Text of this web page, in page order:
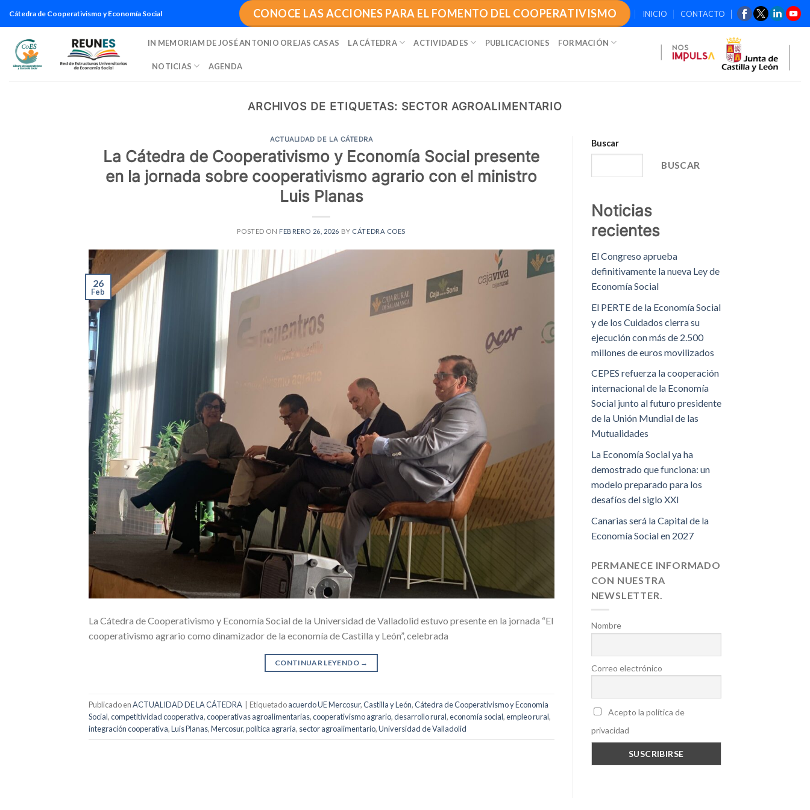
contenido
Cátedra de Cooperativismo y Economía Social CONOCE LAS ACCIONES PARA EL FOMENTO DEL COOPERATIVISMO INICIO CONTACTO
IN MEMORIAM DE JOSÉ ANTONIO OREJAS CASAS LA CÁTEDRA ACTIVIDADES PUBLICACIONES FORMACIÓN
NOTICIAS AGENDA
ARCHIVOS DE ETIQUETAS: SECTOR AGROALIMENTARIO
ACTUALIDAD DE LA CÁTEDRA
La Cátedra de Cooperativismo y Economía Social presente
en la jornada sobre cooperativismo agrario con el ministro
Luis Planas
POSTED ON FEBRERO 26, 2026 BY CÁTEDRA COES
26
Feb
La Cátedra de Cooperativismo y Economía Social de la Universidad de Valladolid estuvo presente en la jornada “El
cooperativismo agrario como dinamizador de la economía de Castilla y León”, celebrada
CONTINUAR LEYENDO →
Publicado enACTUALIDAD DE LA CÁTEDRA | Etiquetadoacuerdo UE Mercosur,Castilla y León,Cátedra de Cooperativismo y Economía
Social,competitividad cooperativa,cooperativas agroalimentarias,cooperativismo agrario,desarrollo rural,economía social,empleo rural,
integración cooperativa,Luis Planas,Mercosur,política agraria, sector agroalimentario,Universidad de Valladolid
Buscar
BUSCAR
Noticias
recientes
El Congreso aprueba
definitivamente la nueva Ley de
Economía Social
El PERTE de la Economía Social
y de los Cuidados cierra su
ejecución con más de 2.500
millones de euros movilizados
CEPES refuerza la cooperación
internacional de la Economía
Social junto al futuro presidente
de la Unión Mundial de las
Mutualidades
La Economía Social ya ha
demostrado que funciona: un
modelo preparado para los
desafíos del siglo XXI
Canarias será la Capital de la
Economía Social en 2027
PERMANECE INFORMADO
CON NUESTRA
NEWSLETTER.
Nombre
Correo electrónico
Acepto la política de
privacidad